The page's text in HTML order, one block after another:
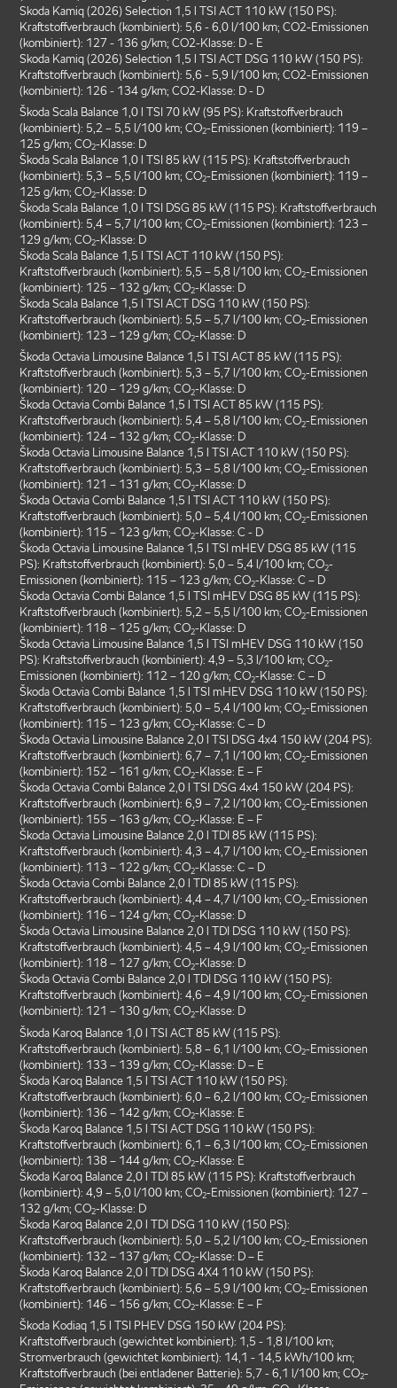
Skoda Kamiq (2026) Selection 1,5 l TSI ACT 110 kW (150 PS):
Kraftstoffverbrauch (kombiniert): 5,6 - 6,0 l/100 km; CO2-Emissionen
(kombiniert): 127 - 136 g/km; CO2-Klasse: D - E
Skoda Kamiq (2026) Selection 1,5 l TSI ACT DSG 110 kW (150 PS):
Kraftstoffverbrauch (kombiniert): 5,6 - 5,9 l/100 km; CO2-Emissionen
(kombiniert): 126 - 134 g/km; CO2-Klasse: D - D
Škoda Scala Balance 1,0 l TSI 70 kW (95 PS): Kraftstoffverbrauch
(kombiniert): 5,2 – 5,5 l/100 km; CO2-Emissionen (kombiniert): 119 –
125 g/km; CO2-Klasse: D
Škoda Scala Balance 1,0 l TSI 85 kW (115 PS): Kraftstoffverbrauch
(kombiniert): 5,3 – 5,5 l/100 km; CO2-Emissionen (kombiniert): 119 –
125 g/km; CO2-Klasse: D
Škoda Scala Balance 1,0 l TSI DSG 85 kW (115 PS): Kraftstoffverbrauch
(kombiniert): 5,4 – 5,7 l/100 km; CO2-Emissionen (kombiniert): 123 –
129 g/km; CO2-Klasse: D
Škoda Scala Balance 1,5 l TSI ACT 110 kW (150 PS):
Kraftstoffverbrauch (kombiniert): 5,5 – 5,8 l/100 km; CO2-Emissionen
(kombiniert): 125 – 132 g/km; CO2-Klasse: D
Škoda Scala Balance 1,5 l TSI ACT DSG 110 kW (150 PS):
Kraftstoffverbrauch (kombiniert): 5,5 – 5,7 l/100 km; CO2-Emissionen
(kombiniert): 123 – 129 g/km; CO2-Klasse: D
Škoda Octavia Limousine Balance 1,5 l TSI ACT 85 kW (115 PS):
Kraftstoffverbrauch (kombiniert): 5,3 – 5,7 l/100 km; CO2-Emissionen
(kombiniert): 120 – 129 g/km; CO2-Klasse: D
Škoda Octavia Combi Balance 1,5 l TSI ACT 85 kW (115 PS):
Kraftstoffverbrauch (kombiniert): 5,4 – 5,8 l/100 km; CO2-Emissionen
(kombiniert): 124 – 132 g/km; CO2-Klasse: D
Škoda Octavia Limousine Balance 1,5 l TSI ACT 110 kW (150 PS):
Kraftstoffverbrauch (kombiniert): 5,3 – 5,8 l/100 km; CO2-Emissionen
(kombiniert): 121 – 131 g/km; CO2-Klasse: D
Škoda Octavia Combi Balance 1,5 l TSI ACT 110 kW (150 PS):
Kraftstoffverbrauch (kombiniert): 5,0 – 5,4 l/100 km; CO2-Emissionen
(kombiniert): 115 – 123 g/km; CO2-Klasse: C - D
Škoda Octavia Limousine Balance 1,5 l TSI mHEV DSG 85 kW (115
PS): Kraftstoffverbrauch (kombiniert): 5,0 – 5,4 l/100 km; CO2-
Emissionen (kombiniert): 115 – 123 g/km; CO2-Klasse: C – D
Škoda Octavia Combi Balance 1,5 l TSI mHEV DSG 85 kW (115 PS):
Kraftstoffverbrauch (kombiniert): 5,2 – 5,5 l/100 km; CO2-Emissionen
(kombiniert): 118 – 125 g/km; CO2-Klasse: D
Škoda Octavia Limousine Balance 1,5 l TSI mHEV DSG 110 kW (150
PS): Kraftstoffverbrauch (kombiniert): 4,9 – 5,3 l/100 km; CO2-
Emissionen (kombiniert): 112 – 120 g/km; CO2-Klasse: C – D
Škoda Octavia Combi Balance 1,5 l TSI mHEV DSG 110 kW (150 PS):
Kraftstoffverbrauch (kombiniert): 5,0 – 5,4 l/100 km; CO2-Emissionen
(kombiniert): 115 – 123 g/km; CO2-Klasse: C – D
Škoda Octavia Limousine Balance 2,0 l TSI DSG 4x4 150 kW (204 PS):
Kraftstoffverbrauch (kombiniert): 6,7 – 7,1 l/100 km; CO2-Emissionen
(kombiniert): 152 – 161 g/km; CO2-Klasse: E – F
Škoda Octavia Combi Balance 2,0 l TSI DSG 4x4 150 kW (204 PS):
Kraftstoffverbrauch (kombiniert): 6,9 – 7,2 l/100 km; CO2-Emissionen
(kombiniert): 155 – 163 g/km; CO2-Klasse: E – F
Škoda Octavia Limousine Balance 2,0 l TDI 85 kW (115 PS):
Kraftstoffverbrauch (kombiniert): 4,3 – 4,7 l/100 km; CO2-Emissionen
(kombiniert): 113 – 122 g/km; CO2-Klasse: C – D
Škoda Octavia Combi Balance 2,0 l TDI 85 kW (115 PS):
Kraftstoffverbrauch (kombiniert): 4,4 – 4,7 l/100 km; CO2-Emissionen
(kombiniert): 116 – 124 g/km; CO2-Klasse: D
Škoda Octavia Limousine Balance 2,0 l TDI DSG 110 kW (150 PS):
Kraftstoffverbrauch (kombiniert): 4,5 – 4,9 l/100 km; CO2-Emissionen
(kombiniert): 118 – 127 g/km; CO2-Klasse: D
Škoda Octavia Combi Balance 2,0 l TDI DSG 110 kW (150 PS):
Kraftstoffverbrauch (kombiniert): 4,6 – 4,9 l/100 km; CO2-Emissionen
(kombiniert): 121 – 130 g/km; CO2-Klasse: D
Škoda Karoq Balance 1,0 l TSI ACT 85 kW (115 PS):
Kraftstoffverbrauch (kombiniert): 5,8 – 6,1 l/100 km; CO2-Emissionen
(kombiniert): 133 – 139 g/km; CO2-Klasse: D – E
Škoda Karoq Balance 1,5 l TSI ACT 110 kW (150 PS):
Kraftstoffverbrauch (kombiniert): 6,0 – 6,2 l/100 km; CO2-Emissionen
(kombiniert): 136 – 142 g/km; CO2-Klasse: E
Škoda Karoq Balance 1,5 l TSI ACT DSG 110 kW (150 PS):
Kraftstoffverbrauch (kombiniert): 6,1 – 6,3 l/100 km; CO2-Emissionen
(kombiniert): 138 – 144 g/km; CO2-Klasse: E
Škoda Karoq Balance 2,0 l TDI 85 kW (115 PS): Kraftstoffverbrauch
(kombiniert): 4,9 – 5,0 l/100 km; CO2-Emissionen (kombiniert): 127 –
132 g/km; CO2-Klasse: D
Škoda Karoq Balance 2,0 l TDI DSG 110 kW (150 PS):
Kraftstoffverbrauch (kombiniert): 5,0 – 5,2 l/100 km; CO2-Emissionen
(kombiniert): 132 – 137 g/km; CO2-Klasse: D – E
Škoda Karoq Balance 2,0 l TDI DSG 4X4 110 kW (150 PS):
Kraftstoffverbrauch (kombiniert): 5,6 – 5,9 l/100 km; CO2-Emissionen
(kombiniert): 146 – 156 g/km; CO2-Klasse: E – F
Škoda Kodiaq 1,5 l TSI PHEV DSG 150 kW (204 PS):
Kraftstoffverbrauch (gewichtet kombiniert): 1,5 - 1,8 l/100 km;
Stromverbrauch (gewichtet kombiniert): 14,1 - 14,5 kWh/100 km;
Kraftstoffverbrauch (bei entladener Batterie): 5,7 - 6,1 l/100 km; CO2-